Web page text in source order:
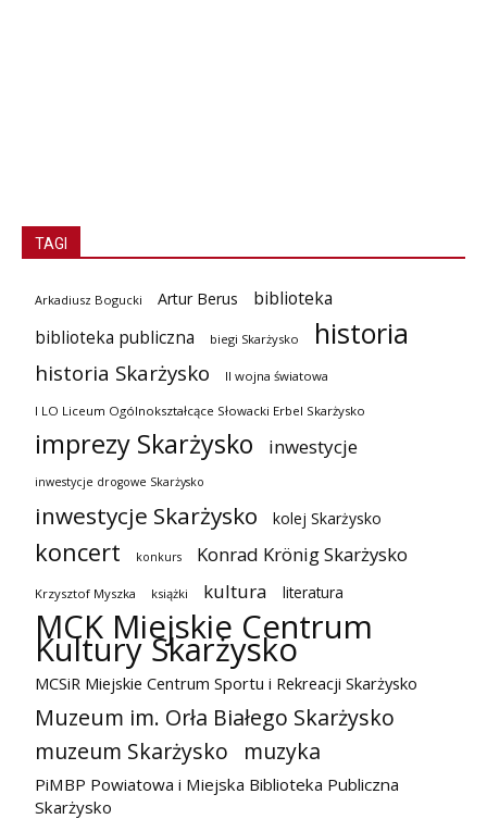
TAGI
Arkadiusz Bogucki Artur Berus
biblioteka
biblioteka publiczna
biegi Skarżysko historia
historia Skarżysko II wojna światowa
I LO Liceum Ogólnokształcące Słowacki Erbel Skarżysko
imprezy Skarżysko inwestycje
inwestycje drogowe Skarżysko
inwestycje Skarżysko kolej Skarżysko
koncert konkurs Konrad Krönig Skarżysko
Krzysztof Myszka książki kultura literatura
MCK Miejskie Centrum
Kultury Skarżysko
MCSiR Miejskie Centrum Sportu i Rekreacji Skarżysko
Muzeum im. Orła Białego Skarżysko
muzeum Skarżysko
muzyka
PiMBP Powiatowa i Miejska Biblioteka Publiczna
Skarżysko